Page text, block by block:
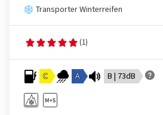
Transporter Winterreifen
(1)
C A B | 73dB